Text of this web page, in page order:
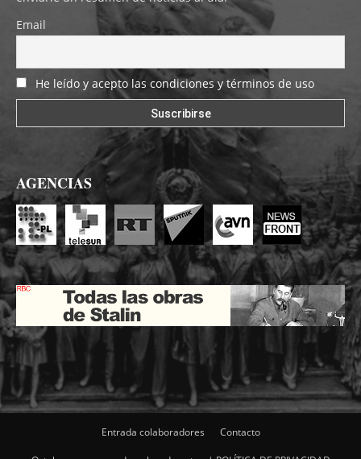
Email
He leído y acepto las condiciones y términos de uso
AGENCIAS
Entrada colaboradores Contacto